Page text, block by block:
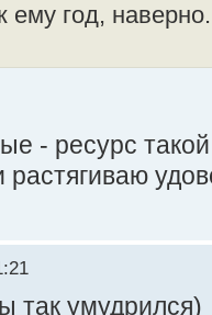
ему год,
- ресурс
растягиваю
так умудрился)